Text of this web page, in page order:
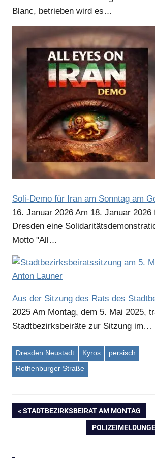
Blanc, betrieben wird es…
Soli-Demo für Iran am Sonntag am
16. Januar 2026 Am 18. Januar 2026
Dresden eine
Motto "All…
Aus der Sitzung des Rats des
2025 Am Montag, dem 5. Mai 2025,
Stadtbezirksbeiräte zur Sitzung im…
Dresden Neustadt Kyros
persisch
Rothenburger Straße
Beitragsnavigation
VORHERIGER
STADTBEZIRKSBEIRAT AM MONTAG
NÄCHSTER